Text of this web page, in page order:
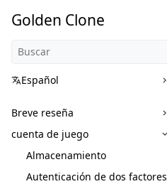
Golden Clone
Español
Breve reseña
cuenta de juego
Almacenamiento
Autenticación de dos factores